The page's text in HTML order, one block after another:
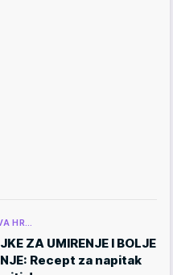
HR…
ZA UMIRENJE I BOLJE
Recept za napitak